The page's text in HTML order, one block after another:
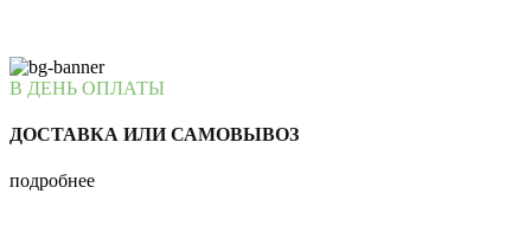
В ДЕНЬ ОПЛАТЫ
ДОСТАВКА ИЛИ САМОВЫВОЗ
подробнее